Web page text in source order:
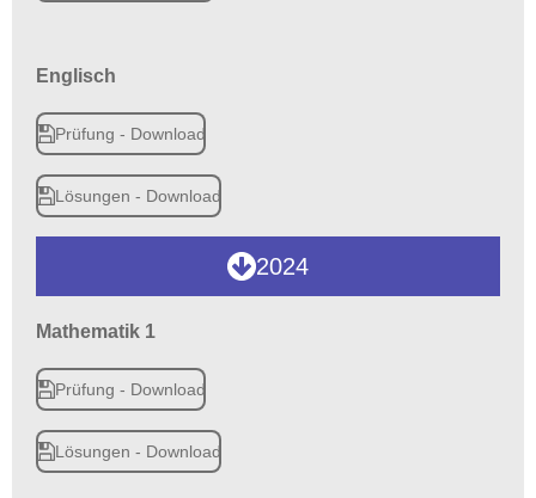
Englisch
Prüfung - Download
Lösungen - Download
2024
Mathematik 1
Prüfung - Download
Lösungen - Download